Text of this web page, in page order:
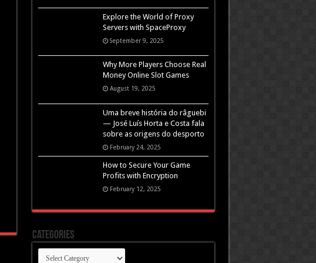
Explore the World of Proxy
Servers with SpaceProxy
September 9, 2025
Why More Players Choose Real
Money Online Slot Games
August 19, 2025
Uma breve história do râguebi
— José Luís Horta e Costa fala
sobre as origens do desporto
February 24, 2025
How to Secure Your Game
Profits with Encryption
February 12, 2025
Categories
Categories